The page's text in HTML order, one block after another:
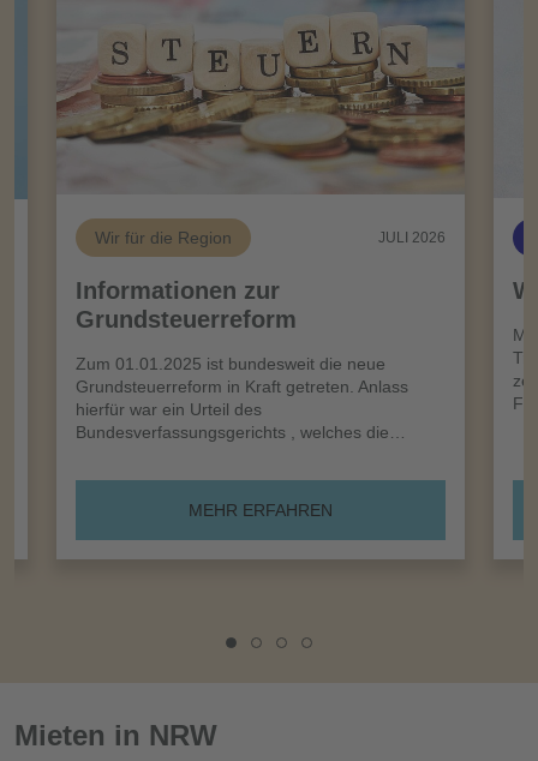
Wir für die Region JULI 2026
Informationen zur
Grundsteuerreform
Zum 01.01.2025 ist bundesweit die neue
Grundsteuerreform in Kraft getreten. Anlass
hierfür war ein Urteil des
Bundesverfassungsgerichts , welches die…
MEHR ERFAHREN
Mieten in NRW